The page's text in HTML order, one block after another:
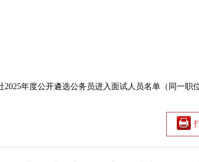
2025年度公开遴选公务员进入面试人员名单（同一职